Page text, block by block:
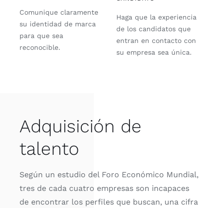
Comunique claramente
su identidad de marca
para que sea
reconocible.
Haga que la experiencia
de los candidatos que
entran en contacto con
su empresa sea única.
Adquisición de
talento
Según un estudio del Foro Económico Mundial,
tres de cada cuatro empresas son incapaces
de encontrar los perfiles que buscan, una cifra